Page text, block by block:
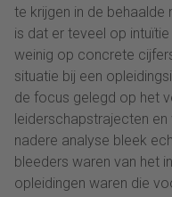
te krijgen in de
is dat er teveel op
weinig op concrete
situatie bij een
de focus gelegd op het
leiderschapstrajecten
nadere analyse bleek
bleeders waren van het
opleidingen waren die